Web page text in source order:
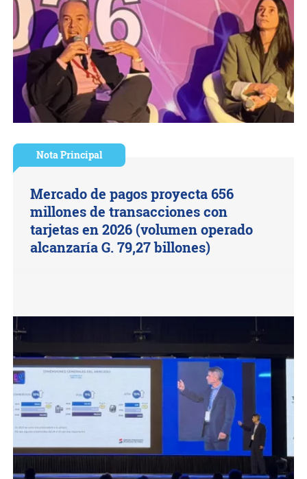
Nota Principal
Mercado de pagos proyecta 656
millones de transacciones con
tarjetas en 2026 (volumen operado
alcanzaría G. 79,27 billones)